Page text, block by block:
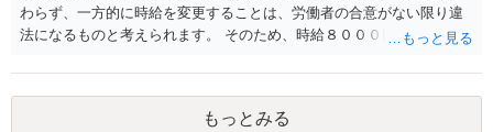
わらず、一方的に時給を変更することは、労働者の合意がない限り違
法になるものと考えられます。 そのため、時給８０００円に基づいて
としては、弁護士等から給料を支払うように内容証明郵便を送るとい
った対応が考えられます。 具体的な進め方等については、一度弁護士
にご相談いただくのがよいと存じます。
もっとみる